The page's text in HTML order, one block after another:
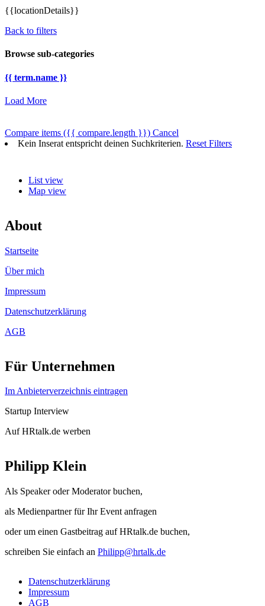
{{locationDetails}}
Back to filters
Browse sub-categories
{{ term.name }}
Load More
Compare items ({{ compare.length }}) Cancel
Kein Inserat entspricht deinen Suchkriterien. Reset Filters
List view
Map view
About
Startseite
Über mich
Impressum
Datenschutzerklärung
AGB
Für Unternehmen
Im Anbieterverzeichnis eintragen
Startup Interview
Auf HRtalk.de werben
Philipp Klein
Als Speaker oder Moderator buchen,
als Medienpartner für Ihr Event anfragen
oder um einen Gastbeitrag auf HRtalk.de buchen,
schreiben Sie einfach an Philipp@hrtalk.de
Datenschutzerklärung
Impressum
AGB